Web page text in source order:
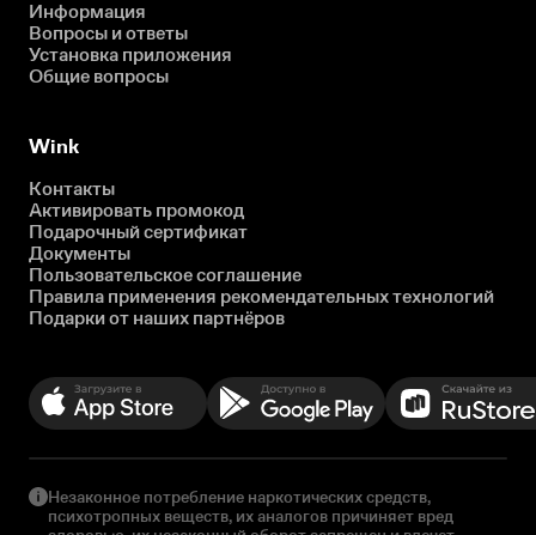
Информация
Вопросы и ответы
Установка приложения
Общие вопросы
Wink
Контакты
Активировать промокод
Подарочный сертификат
Документы
Пользовательское соглашение
Правила применения рекомендательных технологий
Подарки от наших партнёров
Незаконное потребление наркотических средств,
психотропных веществ, их аналогов причиняет вред